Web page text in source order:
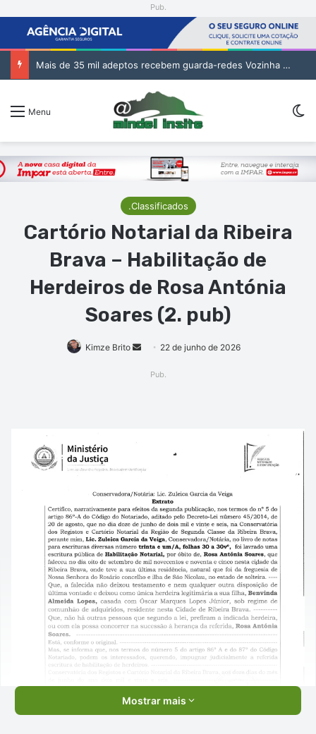
Pub.
Tribunal da Relação de Barlavento – Ação Especial de Sandra Helena Monteiro Lima (2. pub)
Menu
.Classificados
Cartório Notarial da Ribeira
Brava – Habilitação de
Herdeiros de Rosa Antónia
Soares (2. pub)
Kimze Brito
Mande22 de junho de 2026
Pub.
Mostrar mais